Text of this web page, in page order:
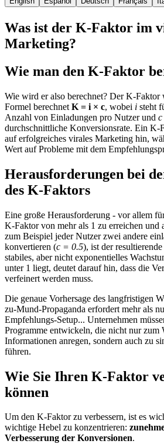
Was ist der K-Faktor im
Marketing?
Wie man den K-Faktor
Wie wird er also berechnet? Der K-Faktor
Formel berechnet K = i × c, wobei i steht
Anzahl von Einladungen pro Nutzer und c
durchschnittliche Konversionsrate. Ein K-
auf erfolgreiches virales Marketing hin,
Wert auf Probleme mit dem
Herausforderungen bei
des K-Faktors
Eine große Herausforderung - vor allem
K-Faktor von mehr als 1 zu erreichen und
zum Beispiel jeder Nutzer zwei andere
konvertieren (c = 0.5), ist der
stabiles, aber nicht exponentielles
unter 1 liegt, deutet darauf hin, dass die
verfeinert werden muss.
Die genaue Vorhersage des langfristigen
zu-Mund-Propaganda erfordert mehr als
Empfehlungs-Setup... Unternehmen
Programme entwickeln, die nicht nur zum
Informationen anregen, sondern auch zu
führen.
Wie Sie Ihren K-Faktor
können
Um den K-Faktor zu verbessern, ist es
wichtige Hebel zu konzentrieren:
Verbesserung der Konversionen.